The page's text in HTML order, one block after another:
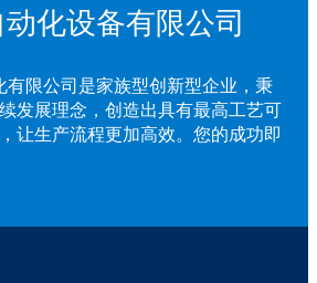
动化设备有限公司
有限公司是家族型创新型企业，秉
发展理念，创造出具有最高工艺可
让生产流程更加高效。您的成功即